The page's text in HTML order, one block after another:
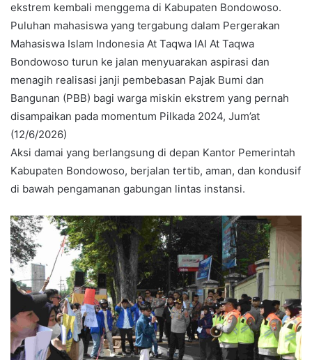
ekstrem kembali menggema di Kabupaten Bondowoso.
Puluhan mahasiswa yang tergabung dalam Pergerakan
Mahasiswa Islam Indonesia At Taqwa IAI At Taqwa
Bondowoso turun ke jalan menyuarakan aspirasi dan
menagih realisasi janji pembebasan Pajak Bumi dan
Bangunan (PBB) bagi warga miskin ekstrem yang pernah
disampaikan pada momentum Pilkada 2024, Jum’at
(12/6/2026)
Aksi damai yang berlangsung di depan Kantor Pemerintah
Kabupaten Bondowoso, berjalan tertib, aman, dan kondusif
di bawah pengamanan gabungan lintas instansi.